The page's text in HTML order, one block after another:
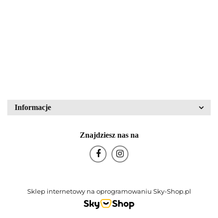
Bohemia Glas
Informacje
Znajdziesz nas na
Sklep internetowy na oprogramowaniu Sky-Shop.pl